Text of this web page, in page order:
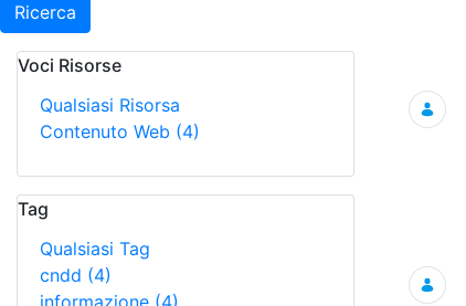
Ricerca
Voci Risorse
Qualsiasi Risorsa
Contenuto Web (4)
Tag
Qualsiasi Tag
cndd (4)
informazione (4)
Ricerca